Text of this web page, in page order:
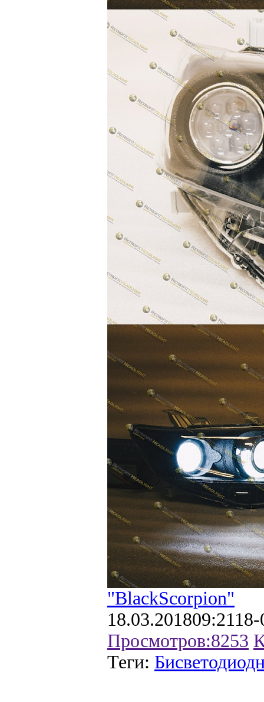
"BlackScorpion"
18.03.201809:21
Просмотров:8253
Теги: